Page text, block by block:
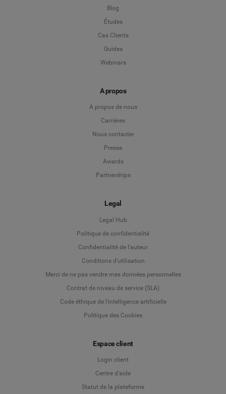
Blog
Études
Cas Clients
Guides
Webinars
A propos
A propos de nous
Carrières
Nous contacter
Presse
Awards
Partnerships
Legal
Legal Hub
Politique de confidentialité
Confidentialité de l’auteur
Conditions d’utilisation
Merci de ne pas vendre mes données personnelles
Contrat de niveau de service (SLA)
Code éthique de l'intelligence artificielle
Politique des Cookies
Espace client
Login client
Centre d’aide
Statut de la plateforme
Deutsch